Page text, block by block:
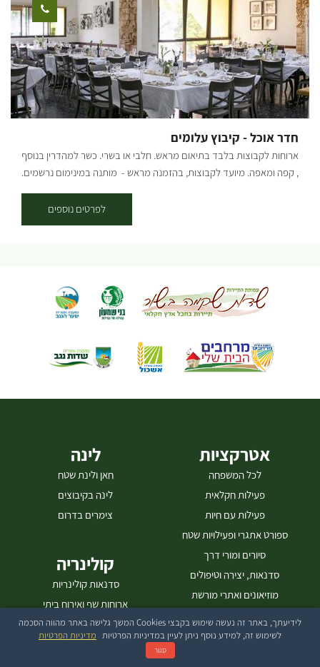
הקורונה החליט תמיר לפתוח את משתלת הבוטיק ״דרך הזית״ שבמרכזה
בית קפה, בו ניתן להנות ממגוון ארוחות, כמו ארוחות בוקר, פיצות, פוקצ’ות,
טוסטים, סלטים וכו׳.. קיימים אצלנו מגוון גדול של עצים בוגרים
וצעירים-ליצ'י מנגו אבוקדו ועוד שפע רב של עצי פרי. במטע זיתים ישנן
פינות חמד לישיבה, לבילוי זוגי או משפחתי. אפשר לאסוף מבית הקפה שלנו
שייקים/ מיצים סחוטים/ קפה ולרדת למטע הצמוד להנות בצלם של עצי
הזית והפרי באוירה עתיקה. אתם מוזמנים לחוויה של צמחים - אוכל - אהבה
חדר אוכל - קיבוץ עלומים
ארוחות לקבוצות בלבד בתיאום מראש. חלבי או בשרי. כשר למהדרין בנוסף
, קפה ומאפה. מיועד לקבוצות, בהזמנה מראש - מותנה במינימום נרשמים.
לפרטים נוספים
אטרקציות
לכל המשפחה
פעילות חקלאית
פעילות עם חיות
ספורט אתגרי ופעילויות שטח
סיורים ומורי דרך
סדנאות, יצירה וטיפולים
מוזיאונים ואתרי מורשת
לינה
חאן ולינת שטח
לינה בקיבוצים
צימרים בדרום
קולינריה
סדנאות קולינריות
ארוחות שף ואירוח ביתי
מסעדות ובתי קפה
סלי פיקניק וארוחות בטבע
לידיעתך, באתר זה נעשה שימוש בקבצי Cookies המשך גלישה באתר מהווה הסכמה
לשימוש זה, למידע נוסף ניתן לעיין במדיניות הפרטיות מדיניות הפרטיות
סגור